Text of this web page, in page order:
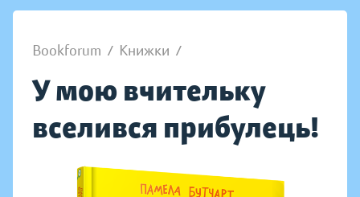
Bookforum / Книжки /
У мою вчительку
вселився прибулець!